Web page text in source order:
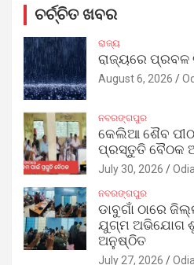
ଚର୍ଚ୍ଚିତ ଖବର
ରାଜ୍ୟ
ରାଜ୍ୟରେ ପ୍ରବଳ
August 6, 2026
ନବରଙ୍ଗପୁର
କେଲିଆ ଶୈବ
ପ୍ରସ୍ତୁତି ବୈଠକ
July 30, 2026
ନବରଙ୍ଗପୁର
ଡାବୁଗାଁ ଠାରେ
ଯୁଗ୍ମ ଅଭିଯୋଗ
ଅନୁଷ୍ଠିତ
July 27, 2026